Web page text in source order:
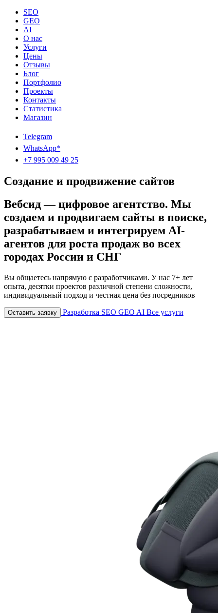
SEO
GEO
AI
О нас
Услуги
Цены
Отзывы
Блог
Портфолио
Проекты
Контакты
Статистика
Магазин
Telegram
WhatsApp*
+7 995 009 49 25
Создание и продвижение сайтов
Вебсид — цифровое агентство. Мы
создаем и продвигаем сайты в поиске,
разрабатываем и интегрируем AI-
агентов для роста продаж во всех
городах России и СНГ
Вы общаетесь напрямую с разработчиками. У нас 7+ лет
опыта, десятки проектов различной степени сложности,
индивидуальный подход и честная цена без посредников
Оставить заявку Разработка SEO GEO AI Все услуги